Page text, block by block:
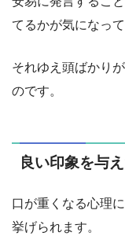
てるかが気になっ
それゆえ頭ばかり
のです。
良い印象を与
口が重くなる心理
挙げられます。